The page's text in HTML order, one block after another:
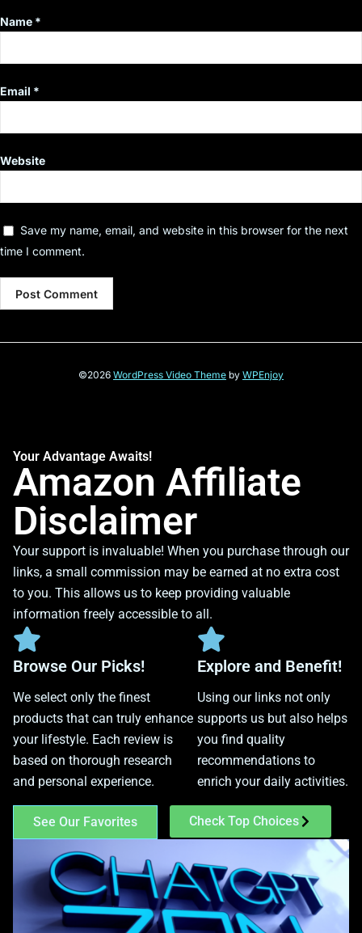
Name *
Email *
Website
Save my name, email, and website in this browser for the next
time I comment.
©2026 WordPress Video Theme by WPEnjoy
Your Advantage Awaits!
Amazon Affiliate
Disclaimer
Your support is invaluable! When you purchase through our
links, a small commission may be earned at no extra cost
to you. This allows us to keep providing valuable
information freely accessible to all.
Browse Our Picks!
We select only the finest
products that can truly enhance
your lifestyle. Each review is
based on thorough research
and personal experience.
Explore and Benefit!
Using our links not only
supports us but also helps
you find quality
recommendations to
enrich your daily activities.
See Our Favorites Check Top Choices